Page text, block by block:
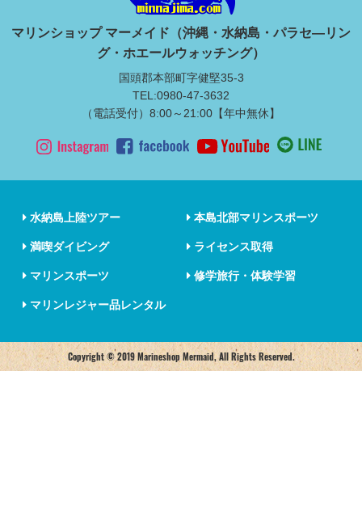
マリンショップ マーメイド（沖縄・水納島・パラセ―リン
グ・ホエールウォッチング）
国頭郡本部町字健堅35-3
TEL:0980-47-3632
（電話受付）8:00～21:00【年中無休】
水納島上陸ツアー 本島北部マリンスポーツ
満喫ダイビング ライセンス取得
マリンスポーツ 修学旅行・体験学習
マリンレジャー品レンタル
Copyright © 2019 Marineshop Mermaid, All Rights Reserved.